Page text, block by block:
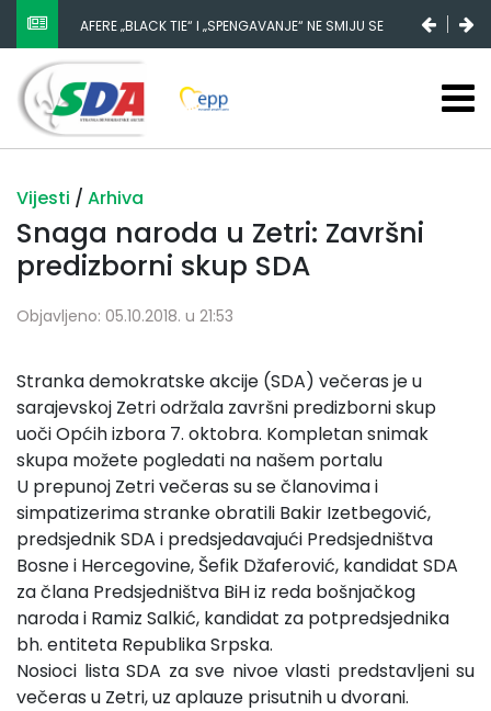
AFERE „BLACK TIE“ I „SPENGAVANJE“ NE SMIJU SE
ZATAŠKATI
Vijesti / Arhiva
Snaga naroda u Zetri: Završni
predizborni skup SDA
Objavljeno: 05.10.2018. u 21:53
Stranka demokratske akcije (SDA) večeras je u
sarajevskoj Zetri održala završni predizborni skup
uoči Općih izbora 7. oktobra. Kompletan snimak
skupa možete pogledati na našem portalu
U prepunoj Zetri večeras su se članovima i
simpatizerima stranke obratili Bakir Izetbegović,
predsjednik SDA i predsjedavajući Predsjedništva
Bosne i Hercegovine, Šefik Džaferović, kandidat SDA
za člana Predsjedništva BiH iz reda bošnjačkog
naroda i Ramiz Salkić, kandidat za potpredsjednika
bh. entiteta Republika Srpska.
Nosioci lista SDA za sve nivoe vlasti predstavljeni su
večeras u Zetri, uz aplauze prisutnih u dvorani.